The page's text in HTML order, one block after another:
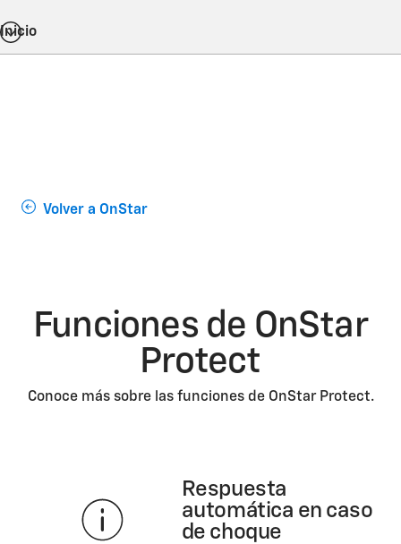
Inicio
Volver a OnStar
Funciones de OnStar
Protect
Conoce más sobre las funciones de OnStar Protect.
Respuesta
automática en caso
de choque